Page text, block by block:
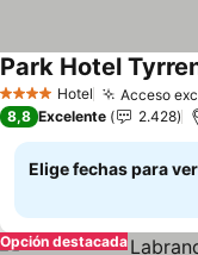
4 EstrellasHotel Acceso
Park Hotel
8,8 Excelente 2.428
Elige fechas para
Opción destacada